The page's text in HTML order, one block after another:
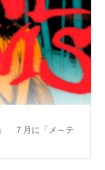
７月に「メ～テ